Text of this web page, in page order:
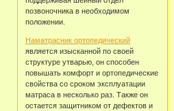
позвоночника в необходимом
положении.
Наматрасник ортопедический
является изысканной по своей
структуре утварью, он способен
повышать комфорт и ортопедические
свойства со сроком эксплуатации
матраса в несколько раз. Также он
остается защитником от дефектов и